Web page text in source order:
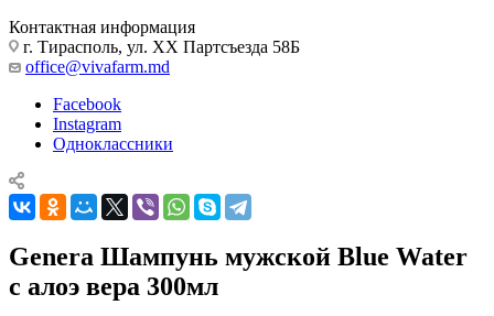
Контактная информация
г. Тирасполь, ул. ХХ Партсъезда 58Б
office@vivafarm.md
Facebook
Instagram
Одноклассники
Genera Шампунь мужской Blue Water
с алоэ вера 300мл